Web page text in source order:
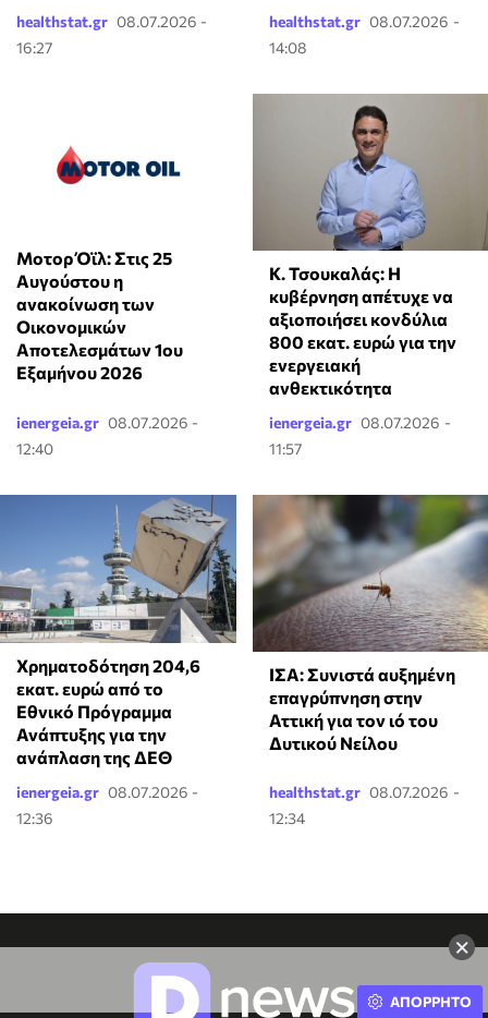
×
healthstat.gr 08.07.2026 -
16:27
healthstat.gr 08.07.2026 -
14:08
Μοτορ Όϊλ: Στις 25
Αυγούστου η
ανακοίνωση των
Οικονομικών
Αποτελεσμάτων 1ου
Εξαμήνου 2026
ienergeia.gr 08.07.2026 -
12:40
Κ. Τσουκαλάς: Η
κυβέρνηση απέτυχε να
αξιοποιήσει κονδύλια
800 εκατ. ευρώ για την
ενεργειακή
ανθεκτικότητα
ienergeia.gr 08.07.2026 -
11:57
Χρηματοδότηση 204,6
εκατ. ευρώ από το
Εθνικό Πρόγραμμα
Ανάπτυξης για την
ανάπλαση της ΔΕΘ
ienergeia.gr 08.07.2026 -
12:36
ΙΣΑ: Συνιστά αυξημένη
επαγρύπνηση στην
Αττική για τον ιό του
Δυτικού Νείλου
healthstat.gr 08.07.2026 -
12:34
ΑΠΟΡΡΗΤΟ